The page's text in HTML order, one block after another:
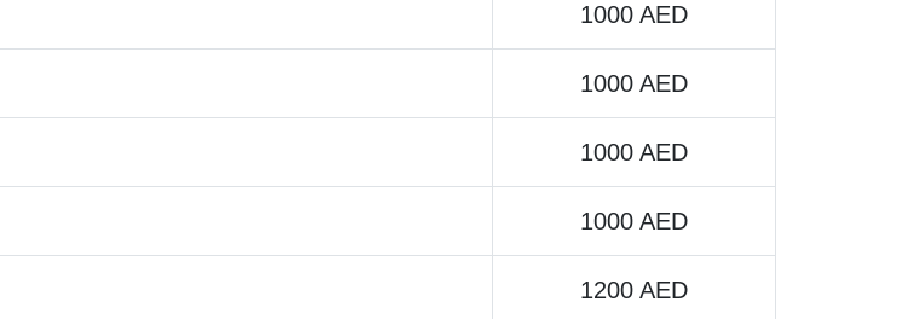
1000 AED
1000 AED
1000 AED
1000 AED
1200 AED